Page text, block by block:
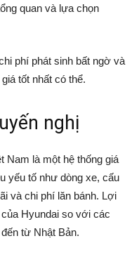
quan và lựa chọn
phí phát sinh bất ngờ và
tốt nhất có thể.
nghị
Nam là một hệ thống giá
yếu tố như dòng xe, cấu
và chi phí lăn bánh. Lợi
Hyundai so với các
từ Nhật Bản.